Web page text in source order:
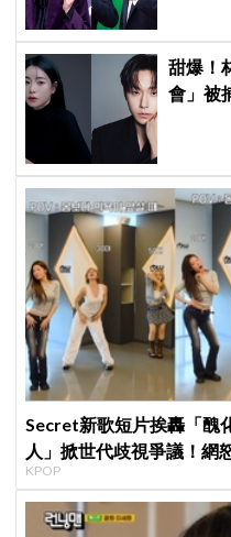
甜爆！
會」被
Secret新歌短片挨轟「醜
人」掀世代歧視爭議！網
舒服
KPOP